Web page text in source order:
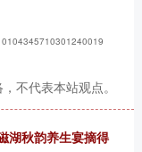
不代表本站观点。
湖秋韵养生宴摘得